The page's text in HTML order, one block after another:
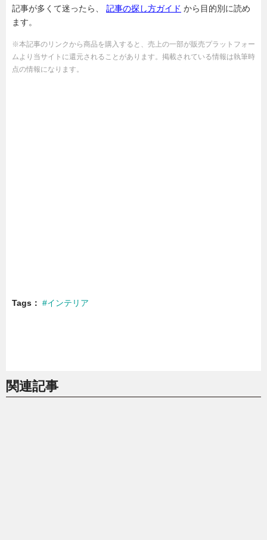
記事が多くて迷ったら、 記事の探し方ガイド から目的別に読め
ます。
※本記事のリンクから商品を購入すると、売上の一部が販売プラットフォー
ムより当サイトに還元されることがあります。掲載されている情報は執筆時
点の情報になります。
Tags #インテリア
関連記事